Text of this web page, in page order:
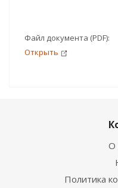
Файл документа (PDF):
Открыть
О
Политика